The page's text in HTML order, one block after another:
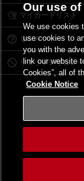
マイカードリスト
Ｑ＆Ａ
リミットレギュレ
Our use
We use cookies
use cookies to
you with the
link our website
Cookies”, all of
Cookie Notice